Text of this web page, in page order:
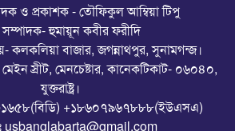
-২০২৬ উদযাপন উপলক্ষে বিভিন্ন
আর অবহেলিত থাকবে না- যুক্তরাজ্যে এমপি
গ্রামে সড়কের সিসি ঢালাই কাজের শুভ
ও প্রকাশক - তৌফিকুল আম্বিয়া টিপু
সম্পাদক- হুমায়ূন কবীর ফরীদি
কলকলিয়া বাজার, জগন্নাথপুর, সুনামগন্জ।
স্রীট, মেনচেষ্টার, কানেকটিকাট- ০৬০৪০,
যুক্তরাষ্ট্র।
+১৮৬০৭৯৬৭৮৮৮(ইউএসএ)
usbanglabarta@gmail.com